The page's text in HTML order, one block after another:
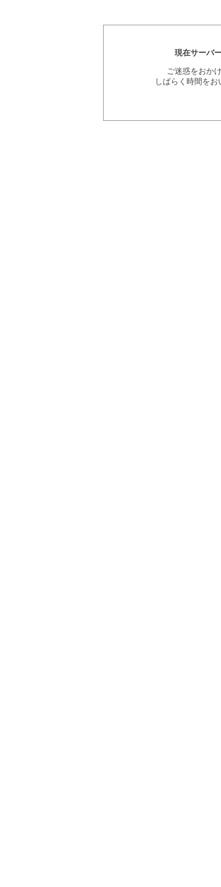
現在サーバ
ご迷惑をおか
しばらく時間を